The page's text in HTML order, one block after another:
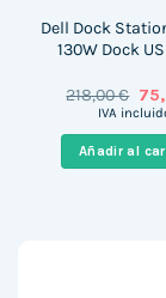
Dell Dock
130W Dock
218,00€ El
era:
IVA
Añadir al